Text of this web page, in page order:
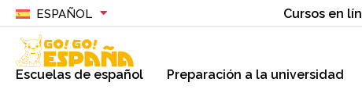
ESPAÑOL Cursos en
Escuelas de español Preparación a la universidad